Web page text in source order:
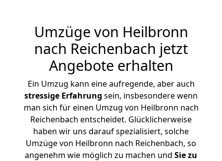
Umzüge von Heilbronn
nach Reichenbach jetzt
Angebote erhalten
Ein Umzug kann eine aufregende, aber auch
stressige Erfahrung sein, insbesondere wenn
man sich für einen Umzug von Heilbronn nach
Reichenbach entscheidet. Glücklicherweise
haben wir uns darauf spezialisiert, solche
Umzüge von Heilbronn nach Reichenbach, so
angenehm wie möglich zu machen und Sie zu